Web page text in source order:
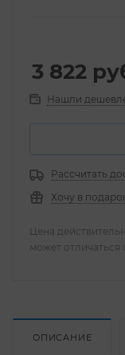
3 822
Нашли
Рассчитать
Хочу в
Цена
может отличаться
ОПИСАНИЕ